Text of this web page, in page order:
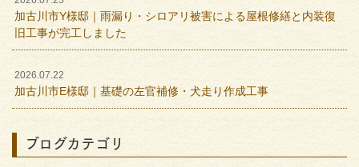
加古川市Y様邸｜雨漏り・シロアリ被害による屋根修繕と内装復
旧工事が完工しました
2026.07.22
加古川市E様邸｜基礎の左官補修・犬走り作成工事
ブログカテゴリ